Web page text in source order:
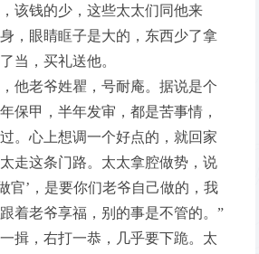
该钱的少，这些太太们同他来
，眼睛眶子是大的，东西少了拿
当，买礼送他。
他老爷姓瞿，号耐庵。据说是个
保甲，半年发审，都是苦事情，
。心上想调一个好点的，就回家
走这条门路。太太拿腔做势，说
官’，是要你们老爷自己做的，我
着老爷享福，别的事是不管的。”
揖，右打一恭，几乎要下跪。太